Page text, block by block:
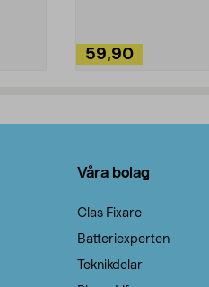
59,90
Våra bolag
Clas Fixare
Batteriexperten
Teknikdelar